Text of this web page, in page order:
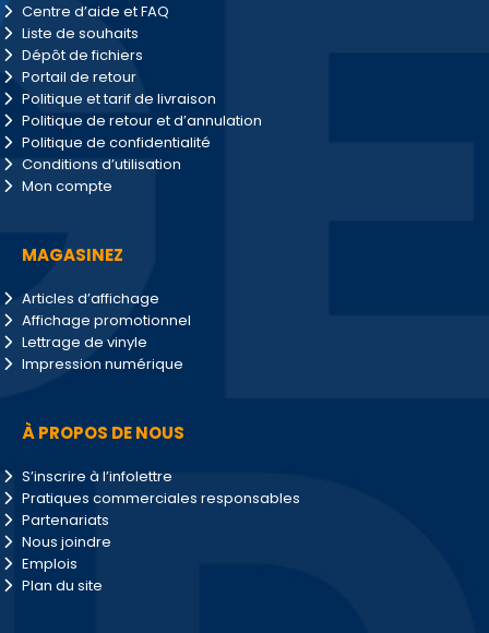
Centre d’aide et FAQ
Liste de souhaits
Dépôt de fichiers
Portail de retour
Politique et tarif de livraison
Politique de retour et d’annulation
Politique de confidentialité
Conditions d’utilisation
Mon compte
MAGASINEZ
Articles d’affichage
Affichage promotionnel
Lettrage de vinyle
Impression numérique
À PROPOS DE NOUS
S’inscrire à l’infolettre
Pratiques commerciales responsables
Partenariats
Nous joindre
Emplois
Plan du site